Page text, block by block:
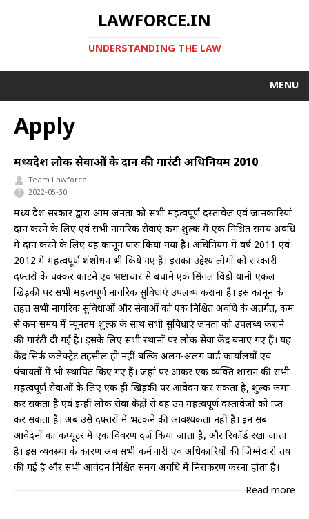
LAWFORCE.IN
UNDERSTANDING THE LAW
MENU
Apply
मध्यप्रदेश लोक सेवाओं के प्रदान की गारंटी अधिनियम 2010
Team Lawforce
2022-05-30
मध्य प्रदेश सरकार द्वारा आम जनता को सभी महत्वपूर्ण दस्तावेज एवं जानकारियां
प्रदान करने के लिए एवं सभी नागरिक सेवाएं कम शुल्क में एक निश्चित समय अवधि
में प्रदान करने के लिए यह कानून पास किया गया है। अधिनियम में वर्ष 2011 एवं
2012 में महत्वपूर्ण शंशोधन भी किये गए हैं। इसका उद्देश्य लोगों को सरकारी
दफ्तरों के चक्कर काटने एवं भ्रष्टाचार से बचाने एक सिंगल विंडो यानी एकल
खिड़की पर सभी महत्वपूर्ण नागरिक सुविधाएं उपलब्ध कराना है। इस कानून के
तहत सभी नागरिक सुविधाओं और सेवाओं को एक निश्चित अवधि के अंतर्गत, कम
से कम समय में न्यूनतम शुल्क के साथ सभी सुविधाएं जनता को उपलब्ध कराने
की गारंटी दी गई है। इसके लिए सभी स्थानों पर लोक सेवा केंद्र बनाए गए हैं। यह
केंद्र सिर्फ कलेक्ट्रेट तहसील ही नहीं बल्कि अलग-अलग वार्ड कार्यालयों एवं
पंचायतों में भी स्थापित किए गए हैं। जहां पर आकर एक व्यक्ति शासन की सभी
महत्वपूर्ण सेवाओं के लिए एक ही खिड़की पर आवेदन कर सकता है, शुल्क जमा
कर सकता है एवं इन्हीं लोक सेवा केंद्रों से वह उन महत्वपूर्ण दस्तावेजों को प्राप्त
कर सकता है। अब उसे दफ्तरों में भटकने की आवश्यकता नहीं है। इन सब
आवेदनों का कंप्यूटर में एक विवरण दर्ज किया जाता है, और रिकॉर्ड रखा जाता
है। इस व्यवस्था के कारण अब सभी कर्मचारी एवं अधिकारियों की जिम्मेदारी तय
की गई है और सभी आवेदन निश्चित समय अवधि में निराकरण करना होता है।
Read more